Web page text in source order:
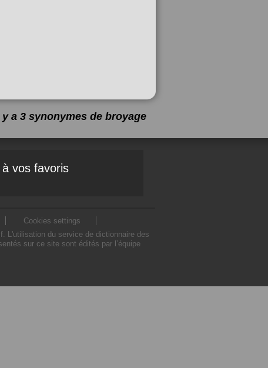
y a 3 synonymes de broyage
vos favoris
Cookies settings
L'utilisation du service de dictionnaire des
sur ce site sont édités par l’équipe